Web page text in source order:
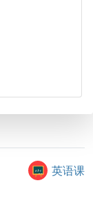
英语课